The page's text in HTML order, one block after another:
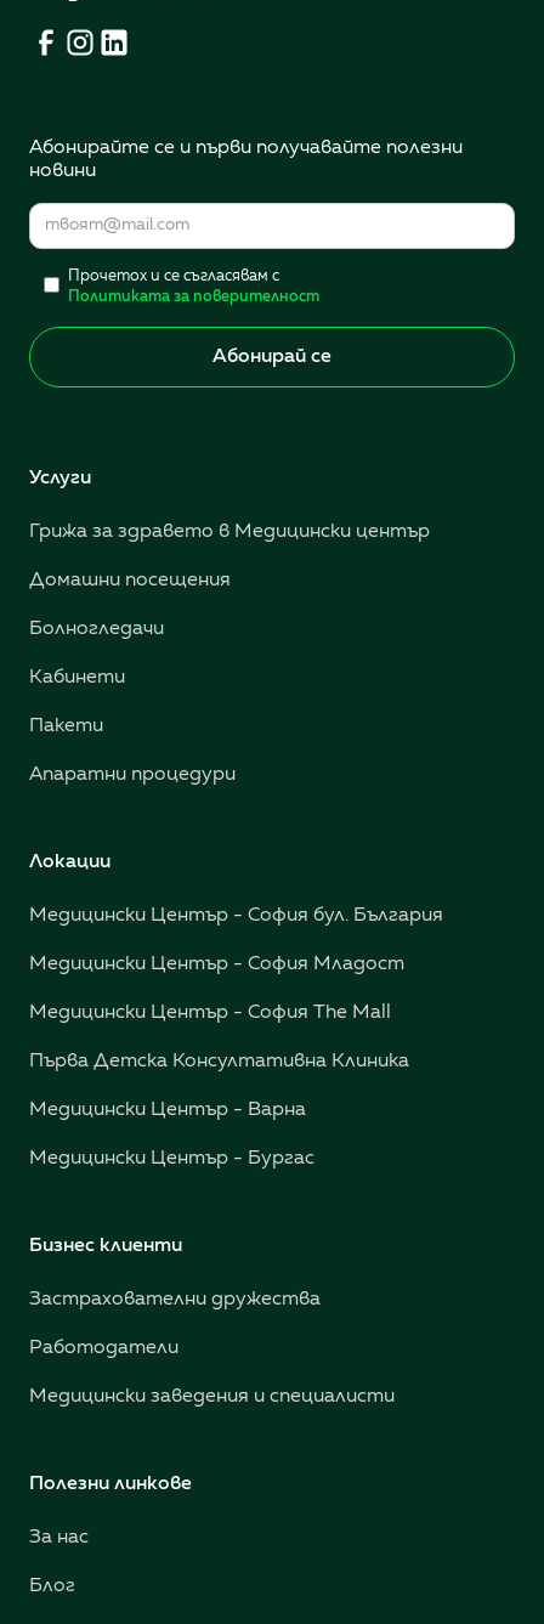
Абонирайте се и първи получавайте полезни
новини
Прочетох и се съгласявам с
Политиката за поверителност
Услуги
Грижа за здравето в Медицински център
Домашни посещения
Болногледачи
Кабинети
Пакети
Апаратни процедури
Локации
Медицински Център - София бул. България
Медицински Център - София Младост
Медицински Център - София The Mall
Първа Детска Консултативна Клиника
Медицински Център - Варна
Медицински Център - Бургас
Бизнес клиенти
Застрахователни дружества
Работодатели
Медицински заведения и специалисти
Полезни линкове
За нас
Блог